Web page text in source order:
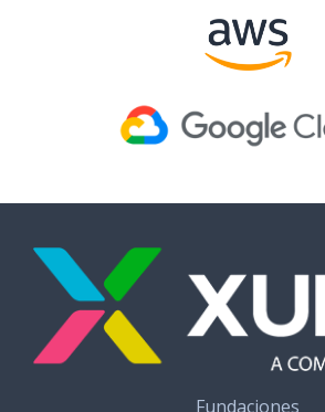
Fundaciones